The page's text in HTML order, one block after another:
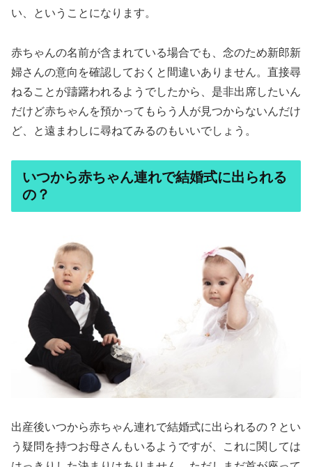
い、ということになります。
赤ちゃんの名前が含まれている場合でも、念のため新郎新
婦さんの意向を確認しておくと間違いありません。直接尋
ねることが躊躇われるようでしたから、是非出席したいん
だけど赤ちゃんを預かってもらう人が見つからないんだけ
ど、と遠まわしに尋ねてみるのもいいでしょう。
いつから赤ちゃん連れで結婚式に出られる
の？
出産後いつから赤ちゃん連れで結婚式に出られるの？とい
う疑問を持つお母さんもいるようですが、これに関しては